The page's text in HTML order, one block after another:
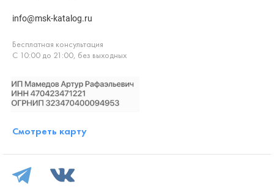
info@msk-katalog.ru
Бесплатная консультация
С 10:00 до 21:00, без выходных
Смотреть карту